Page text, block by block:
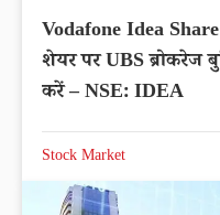
Vodafone Idea
शेयर पर UBS ब्रोकरेज
करें – NSE: IDEA
Stock Market